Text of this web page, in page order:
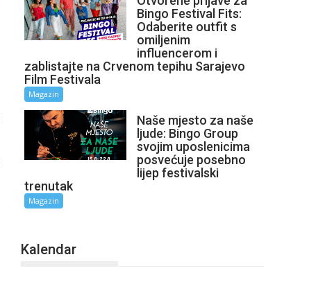
Bingo Festival Fits:
Odaberite outfit s
omiljenim
influencerom i
zablistajte na Crvenom tepihu Sarajevo
Film Festivala
Magazin
Naše mjesto za naše
ljude: Bingo Group
svojim uposlenicima
posvećuje posebno
lijep festivalski
trenutak
Magazin
Kalendar